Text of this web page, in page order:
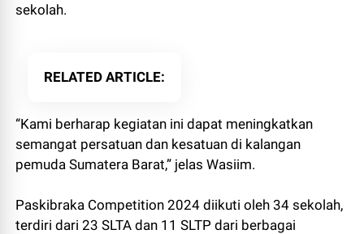
sekolah.
RELATED ARTICLE
“Kami berharap kegiatan ini dapat meningkatkan
semangat persatuan dan kesatuan di kalangan
pemuda Sumatera Barat,” jelas Wasiim.
Paskibraka Competition 2024 diikuti oleh 34 sekolah,
terdiri dari 23 SLTA dan 11 SLTP dari berbagai